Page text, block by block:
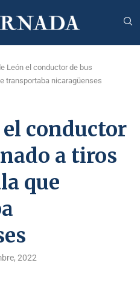
León el conductor de bus
transportaba nicaragüenses
el conductor
a tiros
que
2022